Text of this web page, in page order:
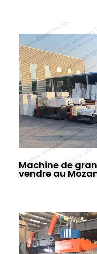
Machine de
vendre au